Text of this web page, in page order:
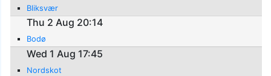
Bliksvær
Thu 2 Aug 20:14
Bodø
Wed 1 Aug 17:45
Nordskot